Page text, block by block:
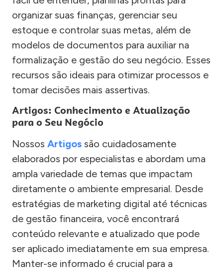
organizar suas finanças, gerenciar seu
estoque e controlar suas metas, além de
modelos de documentos para auxiliar na
formalização e gestão do seu negócio. Esses
recursos são ideais para otimizar processos e
tomar decisões mais assertivas.
Artigos: Conhecimento e Atualização
para o Seu Negócio
Nossos Artigos são cuidadosamente
elaborados por especialistas e abordam uma
ampla variedade de temas que impactam
diretamente o ambiente empresarial. Desde
estratégias de marketing digital até técnicas
de gestão financeira, você encontrará
conteúdo relevante e atualizado que pode
ser aplicado imediatamente em sua empresa.
Manter-se informado é crucial para a